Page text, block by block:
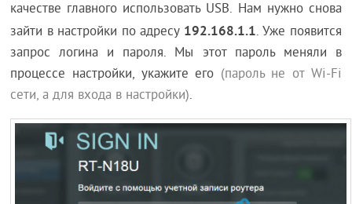
качестве главного использовать USB. Нам нужно снова
зайти в настройки по адресу 192.168.1.1. Уже появится
запрос логина и пароля. Мы этот пароль меняли в
процессе настройки, укажите его (пароль не от Wi-Fi
сети, а для входа в настройки).